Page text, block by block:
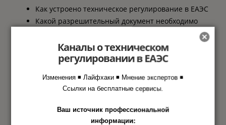
Как устроено техническое регулирование в ЕАЭС
Какой разрешительный документ необходимо
Что важно при оформлении документа и
наименовании продукции
разрешительных документов к нему
Условия оформления: среднерыночная
стоимость, сроки
Что необходимо от Вас, чтобы оформить
Каналы о техническом
регулировании в ЕАЭС
Изменения ◾ Лайфхаки ◾ Мнение экспертов ◾
Ссылки на бесплатные сервисы.
Ваш источник профессиональной
информации: